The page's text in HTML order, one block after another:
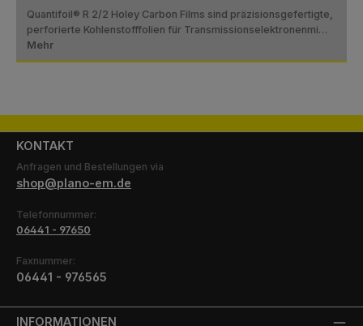
Quantifoil® R 2/2 Holey Carbon Films sind präzisionsgefertigte,
perforierte Kohlenstofffolien für Transmissionselektronenmi…
Mehr
KONTAKT
Anfragen und Bestellungen via
shop@plano-em.de
Telefonnummer:
06441 - 97650
Faxnummer:
06441 - 976565
INFORMATIONEN